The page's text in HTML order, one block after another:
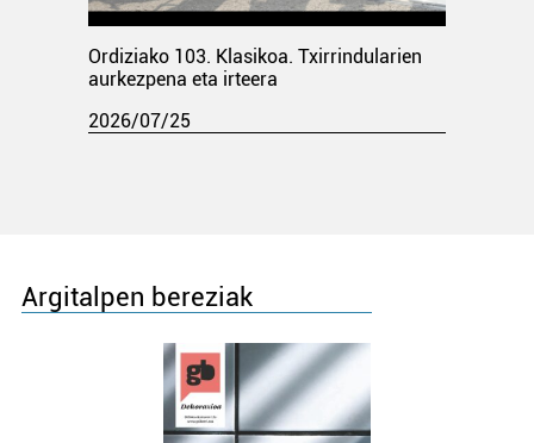
Ordiziako 103. Klasikoa. Txirrindularien
aurkezpena eta irteera
2026/07/25
Argitalpen bereziak